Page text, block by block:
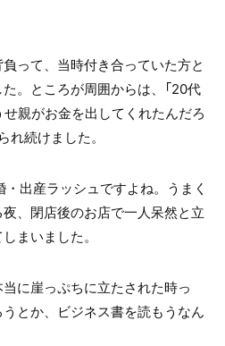
って、当時付き合っていた方と
。ところが周囲からは、「20代
せ親がお金を出してくれたんだろ
れ続けました。
出産ラッシュですよね。うまく
、閉店後のお店で一人呆然と立
まいました。
に崖っぷちに立たされた時っ
とか、ビジネス書を読もうなん